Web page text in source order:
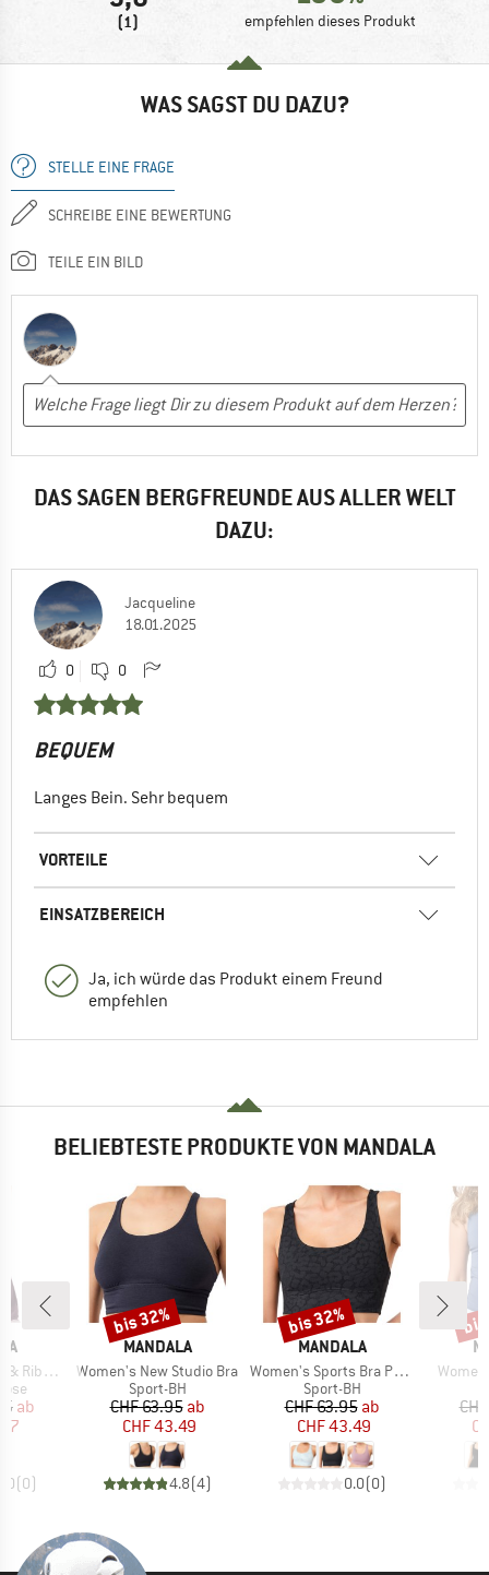
(1) empfehlen dieses Produkt
WAS SAGST DU DAZU?
STELLE EINE FRAGE
SCHREIBE EINE BEWERTUNG
TEILE EIN BILD
DAS SAGEN BERGFREUNDE AUS ALLER WELT
DAZU:
Jacqueline
18.01.2025
0 0
BEQUEM
Langes Bein. Sehr bequem
VORTEILE
EINSATZBEREICH
Ja, ich würde das Produkt einem Freund
empfehlen
BELIEBTESTE PRODUKTE VON MANDALA
Pants
Preis
ab
(0)
MARKE
MANDALA
Artikel
Women's New Studio Bra
Produktgruppe
Sport-BH
Preis
CHF 63.95reduzierter Preis
ab
CHF 43.49
4.8(4)
Rabatt
bis 32%
MARKE
MANDALA
Artikel
Women's Sports Bra Printed
Produktgruppe
Sport-BH
Preis
CHF 63.95reduzierter Preis
ab
CHF 43.49
0.0(0)
Rabatt
bis 32%
Artikel